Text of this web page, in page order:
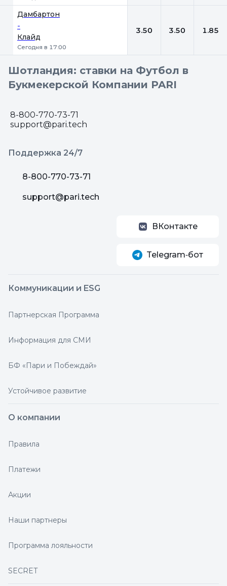
Дамбартон
-
Клайд
Сегодня в 17:00
3.50 3.50 1.85
Шотландия: ставки на Футбол в
Букмекерской Компании PARI
8-800-770-73-71
support@pari.tech
Поддержка 24/7
8-800-770-73-71
support@pari.tech
ВКонтакте
Telegram‑бот
Коммуникации и ESG
Партнерская Программа
Информация для СМИ
БФ «Пари и Побеждай»
Устойчивое развитие
О компании
Правила
Платежи
Акции
Наши партнеры
Программа лояльности
SECRET